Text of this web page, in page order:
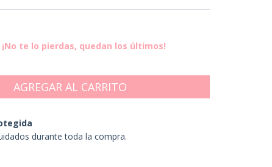
¡No te lo pierdas, quedan los últimos!
durante toda la compra.